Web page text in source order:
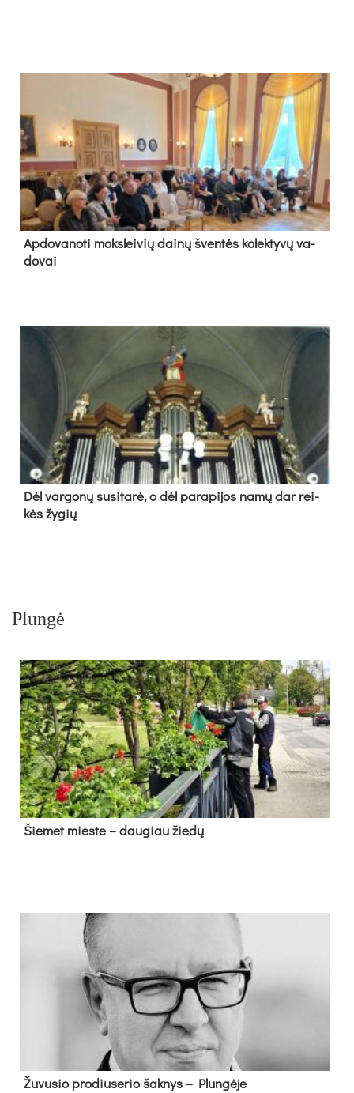
Ap­do­va­no­ti moks­lei­vių dai­nų šven­tės ko­lek­ty­vų va­
do­vai
Dėl var­go­nų su­si­ta­rė, o dėl pa­ra­pi­jos na­mų dar rei­
kės žy­gių
Plungė
Šie­met mies­te – dau­giau žie­dų
Žu­vu­sio pro­diu­se­rio šak­nys – Plun­gė­je